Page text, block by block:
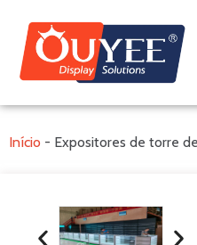
Início - Expositores de torre